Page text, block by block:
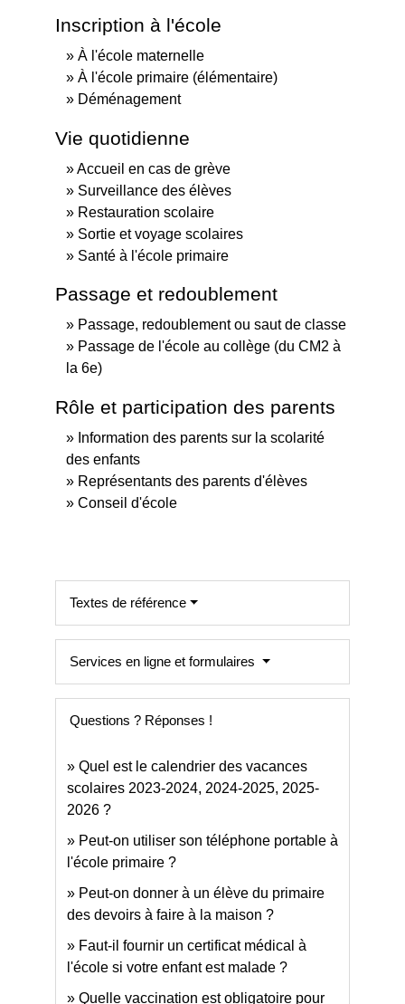
Inscription à l'école
À l'école maternelle
À l'école primaire (élémentaire)
Déménagement
Vie quotidienne
Accueil en cas de grève
Surveillance des élèves
Restauration scolaire
Sortie et voyage scolaires
Santé à l'école primaire
Passage et redoublement
Passage, redoublement ou saut de classe
Passage de l'école au collège (du CM2 à
la 6e)
Rôle et participation des parents
Information des parents sur la scolarité
des enfants
Représentants des parents d'élèves
Conseil d'école
Textes de référence
Services en ligne et formulaires
Questions ? Réponses !
Quel est le calendrier des vacances
scolaires 2023-2024, 2024-2025, 2025-
2026 ?
Peut-on utiliser son téléphone portable à
l'école primaire ?
Peut-on donner à un élève du primaire
des devoirs à faire à la maison ?
Faut-il fournir un certificat médical à
l'école si votre enfant est malade ?
Quelle vaccination est obligatoire pour